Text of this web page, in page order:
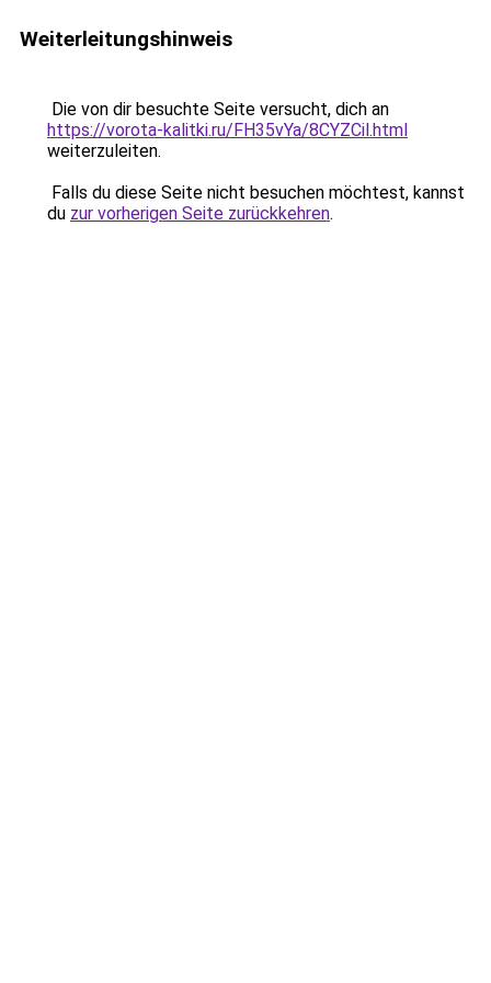
Weiterleitungshinweis
Die von dir besuchte Seite versucht, dich an
https://vorota-kalitki.ru/FH35vYa/8CYZCil.html
weiterzuleiten.
Falls du diese Seite nicht besuchen möchtest, kannst
du zur vorherigen Seite zurückkehren.